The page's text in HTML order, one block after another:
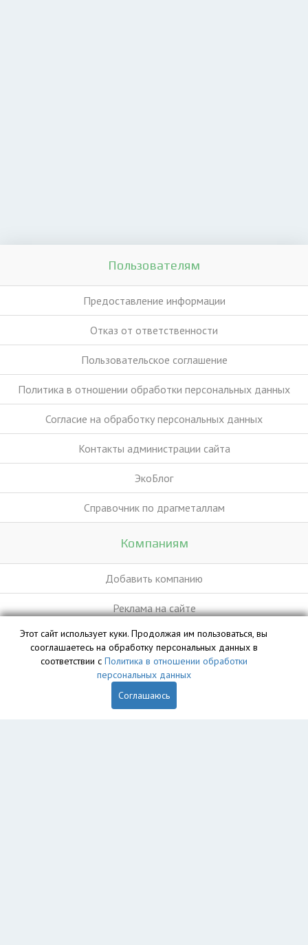
Пользователям
Предоставление информации
Отказ от ответственности
Пользовательское соглашение
Политика в отношении обработки персональных данных
Согласие на обработку персональных данных
Контакты администрации сайта
ЭкоБлог
Справочник по драгметаллам
Компаниям
Добавить компанию
Реклама на сайте
База данных сайта vyvoz.org является интеллектуальной
собственностью ООО «Профит» и охраняется законом.
Этот сайт использует куки. Продолжая им пользоваться, вы
сооглашаетесь на обработку персональных данных в
соответствии с Политика в отношении обработки
персональных данных
Соглашаюсь